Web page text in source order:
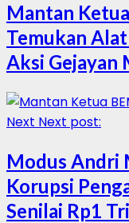
Mantan
Temukan
Aksi Gejayan
Next Next post:
Modus Andri
Korupsi
Senilai Rp1